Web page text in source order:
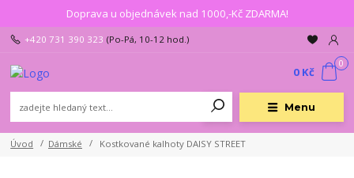
Doprava u objednávek nad 1000,-Kč ZDARMA!
Menu
+420 731 390 323 (Po-Pá, 10-12 hod.)
0
0 Kč
Úvod Dámské Kostkované kalhoty DAISY STREET